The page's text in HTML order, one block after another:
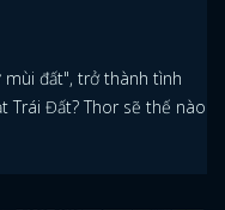
đất", trở thành tình
Trái Đất? Thor sẽ thế nào